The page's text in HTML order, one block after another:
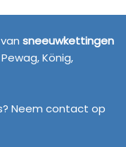
sneeuwkettingen
König,
Neem contact op